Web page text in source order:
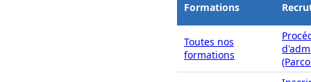
Formations
Toutes nos
formations